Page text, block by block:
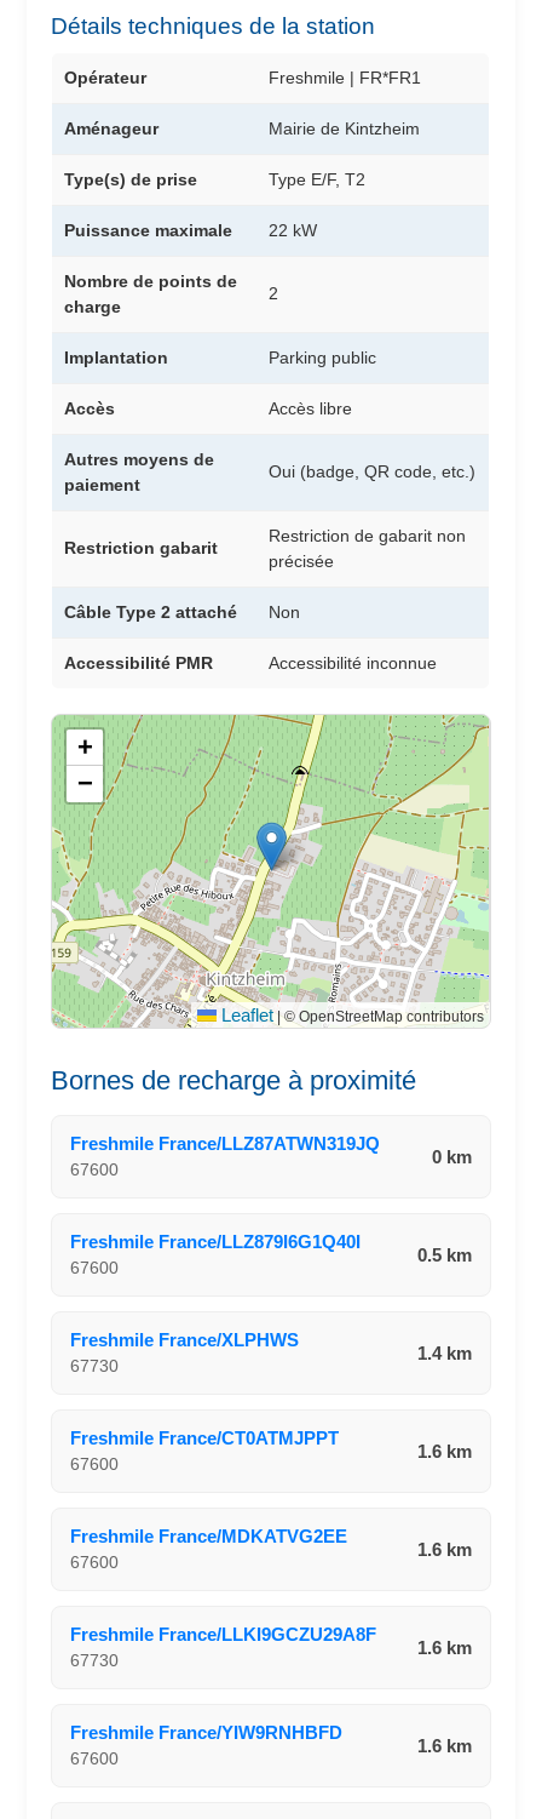
Détails techniques de la station
Opérateur Freshmile | FR*FR1
Aménageur Mairie de Kintzheim
Type(s) de prise Type E/F, T2
Puissance maximale 22 kW
Nombre de points de
charge
2
Implantation Parking public
Accès Accès libre
Autres moyens de
paiement
Oui (badge, QR code, etc.)
Restriction gabarit
Restriction de gabarit non
précisée
Câble Type 2 attaché Non
Accessibilité PMR Accessibilité inconnue
+
−
Leaflet © OpenStreetMap contributors
Bornes de recharge à proximité
Freshmile France/LLZ87ATWN319JQ
67600
0 km
Freshmile France/LLZ879I6G1Q40I
67600
0.5 km
Freshmile France/XLPHWS
67730
1.4 km
Freshmile France/CT0ATMJPPT
67600
1.6 km
Freshmile France/MDKATVG2EE
67600
1.6 km
Freshmile France/LLKI9GCZU29A8F
67730
1.6 km
Freshmile France/YIW9RNHBFD
67600
1.6 km